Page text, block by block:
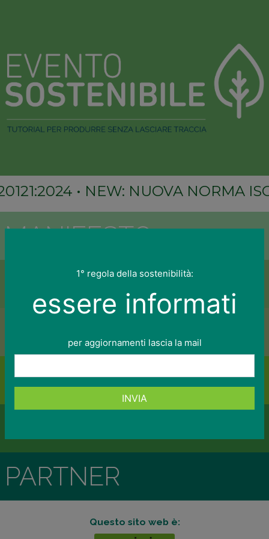
• NEW: NUOVA NORMA
MANIFESTO
COME FARE
LINEE GUIDA
CERTIFICAZIONI
PARTNER
Questo sito web è:
1° regola della sostenibilità:
essere informati
per aggiornamenti lascia la mail
INVIA